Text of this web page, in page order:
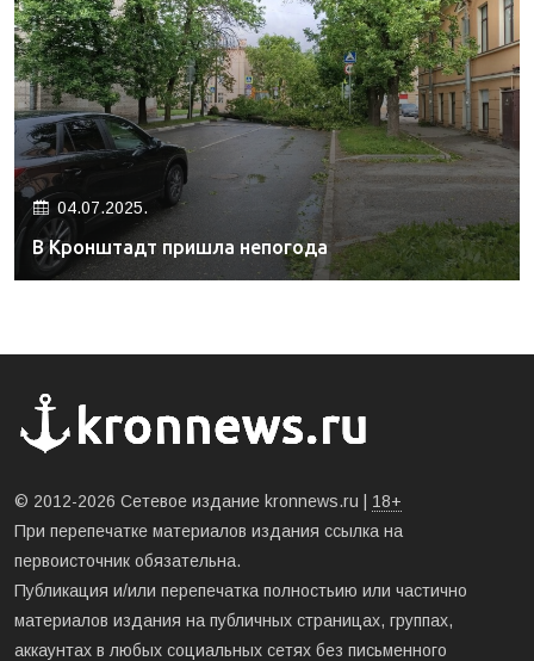
04.07.2025.
В Кронштадт пришла непогода
© 2012-2026 Сетевое издание kronnews.ru | 18+
При перепечатке материалов издания ссылка на
первоисточник обязательна.
Публикация и/или перепечатка полностьию или частично
материалов издания на публичных страницах, группах,
аккаунтах в любых социальных сетях без письменного